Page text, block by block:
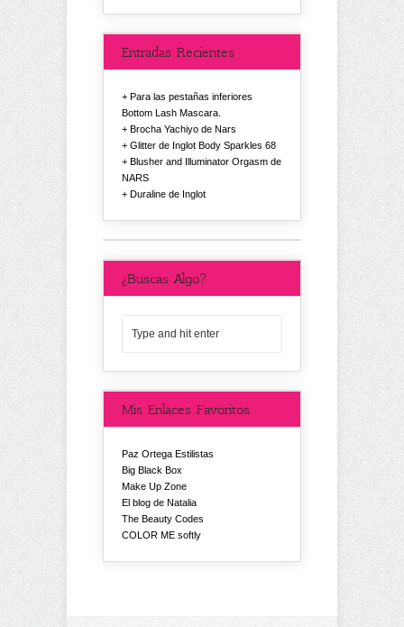
Entradas Recientes
Para las pestañas inferiores
Bottom Lash Mascara.
Brocha Yachiyo de Nars
Glitter de Inglot Body Sparkles 68
Blusher and Illuminator Orgasm de
NARS
Duraline de Inglot
¿Buscas Algo?
Mis Enlaces Favoritos
Paz Ortega Estilistas
Big Black Box
Make Up Zone
El blog de Natalia
The Beauty Codes
COLOR ME softly